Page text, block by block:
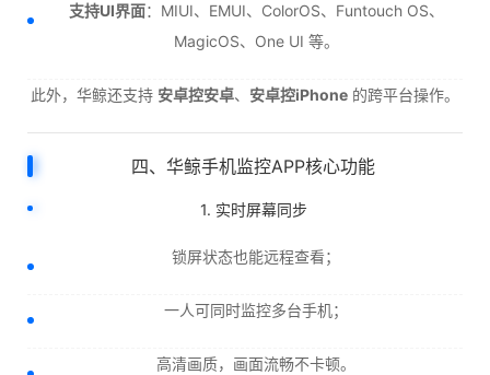
支持UI界面：MIUI、EMUI、ColorOS、Funtouch OS、
MagicOS、One UI 等。
此外，华鲸还支持 安卓控安卓、 安卓控iPhone 的跨平台操作。
四、华鲸手机监控APP核心功能
1. 实时屏幕同步
锁屏状态也能远程查看；
一人可同时监控多台手机；
高清画质，画面流畅不卡顿。